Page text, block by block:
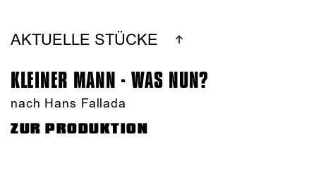
AKTUELLE STÜCKE
KLEINER MANN - WAS NUN?
nach Hans Fallada
ZUR PRODUKTION